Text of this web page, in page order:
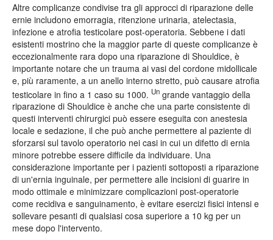
Altre complicanze condivise tra gli approcci di riparazione delle
ernie includono emorragia, ritenzione urinaria, atelectasia,
infezione e atrofia testicolare post-operatoria. Sebbene i dati
esistenti mostrino che la maggior parte di queste complicanze è
eccezionalmente rara dopo una riparazione di Shouldice, è
importante notare che un trauma ai vasi del cordone midollicale
e, più raramente, a un anello interno stretto, può causare atrofia
testicolare in fino a 1 caso su 1000. Un grande vantaggio della
riparazione di Shouldice è anche che una parte consistente di
questi interventi chirurgici può essere eseguita con anestesia
locale e sedazione, il che può anche permettere al paziente di
sforzarsi sul tavolo operatorio nei casi in cui un difetto di ernia
minore potrebbe essere difficile da individuare. Una
considerazione importante per i pazienti sottoposti a riparazione
di un'ernia inguinale, per permettere alle incisioni di guarire in
modo ottimale e minimizzare complicazioni post-operatorie
come recidiva e sanguinamento, è evitare esercizi fisici intensi e
sollevare pesanti di qualsiasi cosa superiore a 10 kg per un
mese dopo l'intervento.